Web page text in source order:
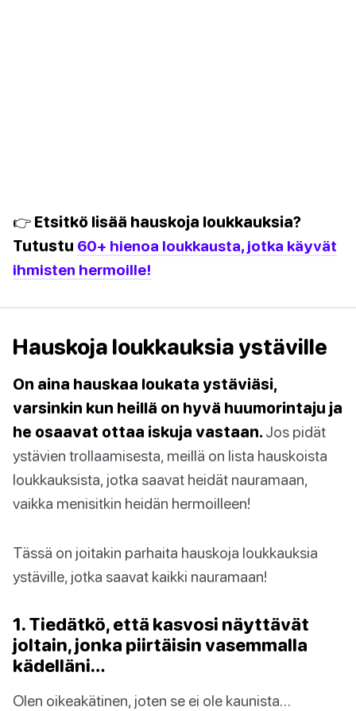
👉 Etsitkö lisää hauskoja loukkauksia?
Tutustu 60+ hienoa loukkausta, jotka käyvät
ihmisten hermoille!
Hauskoja loukkauksia ystäville
On aina hauskaa loukata ystäviäsi,
varsinkin kun heillä on hyvä huumorintaju ja
he osaavat ottaa iskuja vastaan. Jos pidät
ystävien trollaamisesta, meillä on lista hauskoista
loukkauksista, jotka saavat heidät nauramaan,
vaikka menisitkin heidän hermoilleen!
Tässä on joitakin parhaita hauskoja loukkauksia
ystäville, jotka saavat kaikki nauramaan!
1. Tiedätkö, että kasvosi näyttävät
joltain, jonka piirtäisin vasemmalla
kädelläni…
Olen oikeakätinen, joten se ei ole kaunista…